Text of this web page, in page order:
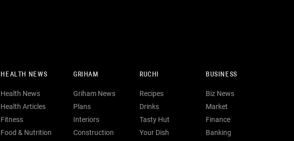
HEALTH NEWS
Health News
Health Articles
Fitness
Food & Nutrition
GRIHAM
Griham News
Plans
Interiors
Construction
RUCHI
Recipes
Drinks
Tasty Hut
Your Dish
BUSINESS
Biz News
Market
Finance
Banking